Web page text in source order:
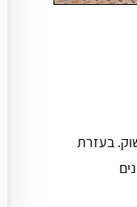
בעזרת